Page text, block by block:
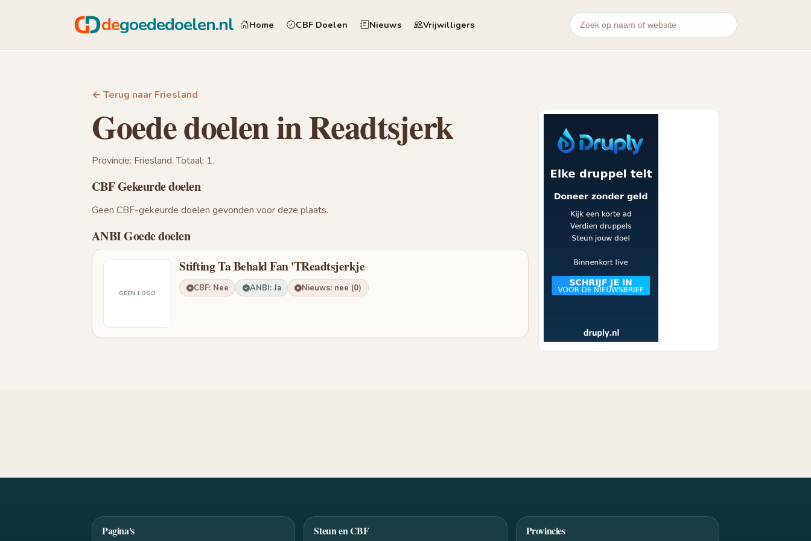
degoededoelen.nl Home CBF Doelen Nieuws Vrijwilligers
← Terug naar Friesland
Goede doelen in Readtsjerk
Provincie: Friesland. Totaal: 1.
CBF Gekeurde doelen
Geen CBF-gekeurde doelen gevonden voor deze plaats.
ANBI Goede doelen
GEEN LOGO
Stifting Ta Behald Fan 'TReadtsjerkje
CBF: Nee ANBI: Ja Nieuws: nee (0)
Pagina's Steun en CBF Provincies